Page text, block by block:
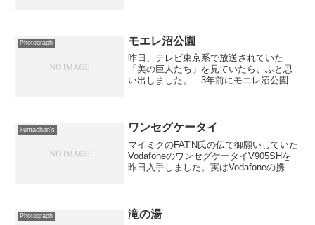
かったので「絶対に...
Photograph モエレ沼公園
昨日、テレビ東京系で放送されていた
「美の巨人たち」を見ていたら、ふと思
い出しました。 3年前にモエレ沼公園へ
の時に撮ったもの。 ...
kumachan's ワンセグケータイ
マイミクのFAT'N氏の伝で御願いしていた
VodafoneのワンセグケータイV905SHを
昨日入手しました。実はVodafoneの携帯
Photograph 滝の湯